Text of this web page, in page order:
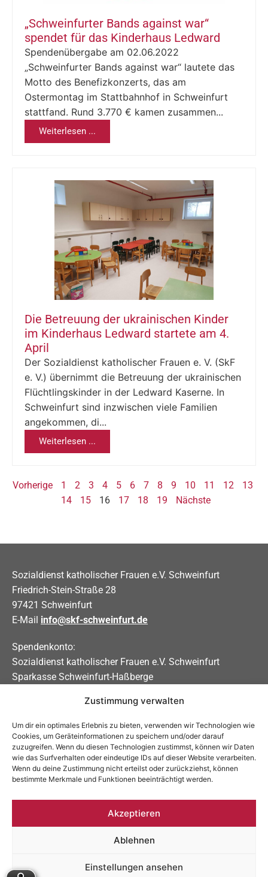
Zustimmung verwalten
Um dir ein optimales Erlebnis zu bieten, verwenden wir Technologien wie
Cookies, um Geräteinformationen zu speichern und/oder darauf
zuzugreifen. Wenn du diesen Technologien zustimmst, können wir Daten
wie das Surfverhalten oder eindeutige IDs auf dieser Website verarbeiten.
Wenn du deine Zustimmung nicht erteilst oder zurückziehst, können
bestimmte Merkmale und Funktionen beeinträchtigt werden.
Akzeptieren
Ablehnen
Einstellungen ansehen
„Schweinfurter Bands against war“
spendet für das Kinderhaus Ledward
Spendenübergabe am 02.06.2022
„Schweinfurter Bands against war“ lautete das
Motto des Benefizkonzerts, das am
Ostermontag im Stattbahnhof in Schweinfurt
stattfand. Rund 3.770 € kamen zusammen...
Weiterlesen ...
Die Betreuung der ukrainischen Kinder
im Kinderhaus Ledward startete am 4.
April
Der Sozialdienst katholischer Frauen e. V. (SkF
e. V.) übernimmt die Betreuung der ukrainischen
Flüchtlingskinder in der Ledward Kaserne. In
Schweinfurt sind inzwischen viele Familien
angekommen, di...
Weiterlesen ...
Vorherige 1 2 3 4 5 6 7 8 9 10 11 12
13
14
15 16 17 18 19 Nächste
Sozialdienst katholischer Frauen e.V. Schweinfurt
Friedrich-Stein-Straße 28
97421 Schweinfurt
E-Mail info@skf-schweinfurt.de
Spendenkonto:
Sozialdienst katholischer Frauen e.V. Schweinfurt
Sparkasse Schweinfurt-Haßberge
IBAN DE31 7935 0101 0000 0208 83
Soziale Medien
Allgemein:
Impressum
Datenschutzerklärung